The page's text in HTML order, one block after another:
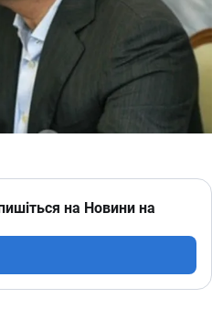
на Новини на